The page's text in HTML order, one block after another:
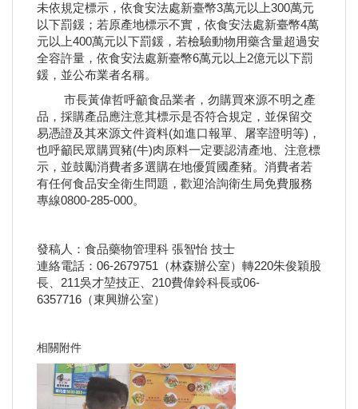
未依規定標示，依食安法處新臺幣3萬元以上300萬元
以下罰鍰；若原產地標示不實，依食安法處新臺幣4萬
元以上400萬元以下罰鍰，若檢驗動物用藥含量超過安
全容許量，依食安法處新臺幣6萬元以上2億元以下罰
鍰，並公布業者名稱。
市長黃偉哲呼籲食品業者，勿購買來源不明之產
品，採購產品應注意其標示是否符合規定，並保留交
易憑證及其來源文件資料(如進口報單、屠宰證明等)，
也呼籲民眾購買豬(牛)肉原料一定要認清產地、注意標
示，並鼓勵消費者多選購在地優質國產豬。消費者若
有任何食品安全衛生問題，歡迎洽詢衛生局免費服務
專線0800-285-000。
發稿人：食品藥物管理科 張智怡 技士
連絡電話：06-2679751（林森辦公室）轉220朱俊穎股
長、211吳才堃技正、210費偉鈴科長或06-
6357716（東興辦公室）
相關附件